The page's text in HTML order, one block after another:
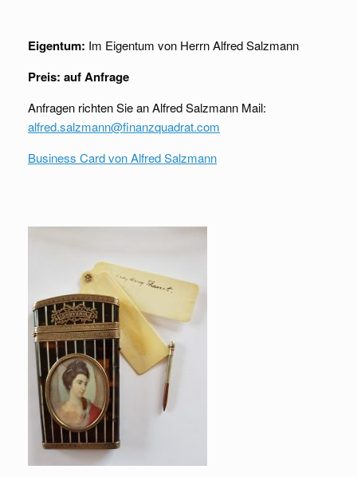
Eigentum: Im Eigentum von Herrn Alfred Salzmann
Preis: auf Anfrage
Anfragen richten Sie an Alfred Salzmann Mail:
alfred.salzmann@finanzquadrat.com
Business Card von Alfred Salzmann